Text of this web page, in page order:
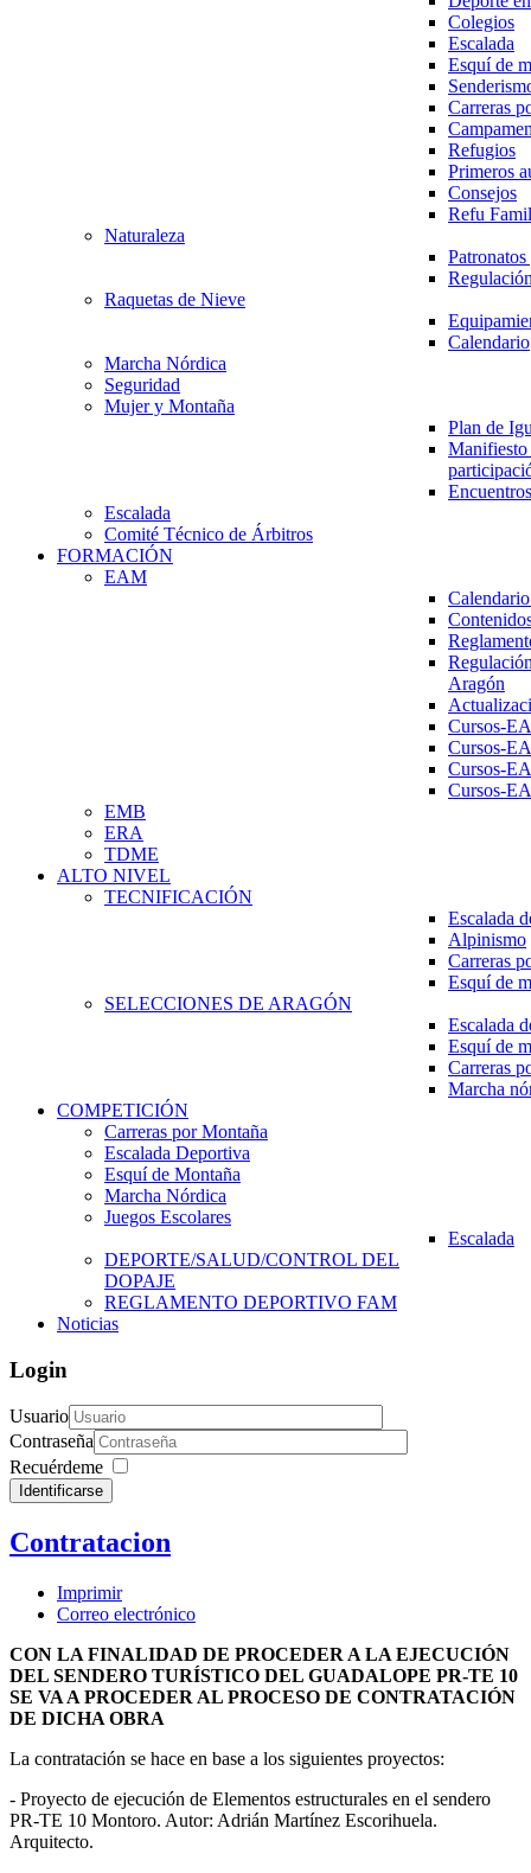
Colegios
Escalada
Esquí de
Carreras
Refugios
Primeros
Consejos
Refu
Naturaleza
Raquetas de Nieve
Calendario
Marcha Nórdica
Seguridad
Mujer y Montaña
Plan de
Escalada
Comité Técnico de Árbitros
FORMACIÓN
EAM
Aragón
Cursos-
Cursos-
Cursos-
Cursos-
EMB
ERA
TDME
ALTO NIVEL
TECNIFICACIÓN
Escalada
Alpinismo
Carreras
Esquí de
SELECCIONES DE ARAGÓN
Escalada
Esquí de
Carreras
Marcha
COMPETICIÓN
Carreras por Montaña
Escalada Deportiva
Esquí de Montaña
Marcha Nórdica
Juegos Escolares
Escalada
DEPORTE/SALUD/CONTROL DEL
DOPAJE
REGLAMENTO DEPORTIVO FAM
Noticias
Login
Usuario
Contraseña
Recuérdeme
Identificarse
Contratacion
Imprimir
Correo electrónico
CON LA FINALIDAD DE PROCEDER A LA EJECUCIÓN
DEL SENDERO TURÍSTICO DEL GUADALOPE PR-TE 10
SE VA A PROCEDER AL PROCESO DE CONTRATACIÓN
DE DICHA OBRA
La contratación se hace en base a los siguientes proyectos:
- Proyecto de ejecución de Elementos estructurales en el sendero
PR-TE 10 Montoro. Autor: Adrián Martínez Escorihuela.
Arquitecto.